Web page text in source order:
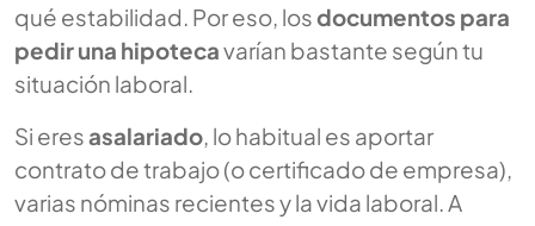
qué estabilidad. Por eso, losdocumentos para
pedir una hipotecavarían bastante según tu
situación laboral.
Si eresasalariado, lo habitual es aportar
contrato de trabajo (o certificado de empresa),
varias nóminas recientes y la vida laboral. A